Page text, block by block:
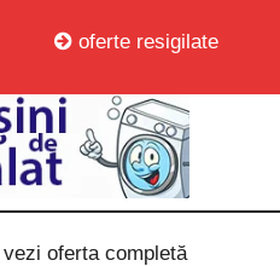
oferte resigilate
vezi oferta completă